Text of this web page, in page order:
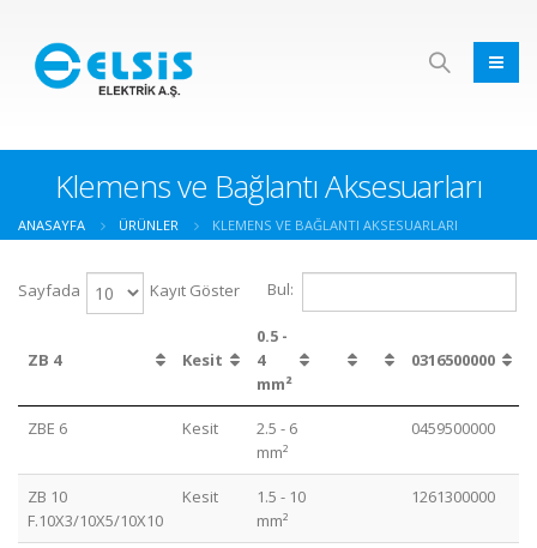
Klemens ve Bağlantı Aksesuarları
ANASAYFA ÜRÜNLER KLEMENS VE BAĞLANTI AKSESUARLARI
Sayfada Kayıt Göster Bul:
ZB 4 Kesit
0.5 -
4
mm²
0316500000
ZBE 6 Kesit
2.5 - 6
mm²
0459500000
ZB 10
F.10X3/10X5/10X10
Kesit
1.5 - 10
mm²
1261300000